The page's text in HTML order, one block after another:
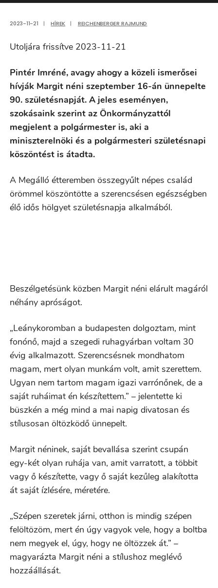
2023-11-21 | HÍREK | REICHENBERGER RAJMUND
Utoljára frissítve 2023-11-21
Pintér Imréné, avagy ahogy a közeli ismerősei
hívják Margit néni szeptember 16-án ünnepelte
90. születésnapját. A jeles eseményen,
szokásaink szerint az Önkormányzattól
megjelent a polgármester is, aki a
miniszterelnöki és a polgármesteri születésnapi
köszöntést is átadta.
A Megálló étteremben összegyűlt népes család
örömmel köszöntötte a szerencsésen egészségben
élő idős hölgyet születésnapja alkalmából.
Beszélgetésünk közben Margit néni elárult magáról
néhány apróságot.
„Leánykoromban a budapesten dolgoztam, mint
fonónő, majd a szegedi ruhagyárban voltam 30
évig alkalmazott. Szerencsésnek mondhatom
magam, mert olyan munkám volt, amit szerettem.
Ugyan nem tartom magam igazi varrónőnek, de a
saját ruháimat én készítettem.” – jelentette ki
büszkén a még mind a mai napig divatosan és
stílusosan öltözködő ünnepelt.
Margit néninek, saját bevallása szerint csupán
egy-két olyan ruhája van, amit varratott, a többit
vagy ő készítette, vagy ő saját kezűleg alakította
át saját ízlésére, méretére.
„Szépen szeretek járni, otthon is mindig szépen
felöltözöm, mert én úgy vagyok vele, hogy a boltba
nem megyek el, úgy, hogy ne öltözzek át.” –
magyarázta Margit néni a stílushoz meglévő
hozzáállását.